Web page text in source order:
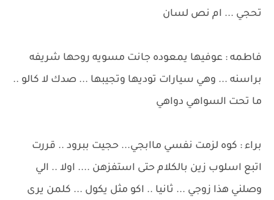
تحجي ... ام نص لسان
فاطمه : عوفيها يمعوده جانت مسويه روحها شريفه
براسنه ... وهي سيارات توديها وتجيبها ... صدك لا كالو ..
ما تحت السواهي دواهي
براء : كوه لزمت نفسي ماابجي... حجيت ببرود .. قررت
اتبع اسلوب زين بالكلام حتى استفزهن .... اولا .. الي
وصلني هذا زوجي ... ثانيا .. اكو مثل يكول ... كلمن يرى